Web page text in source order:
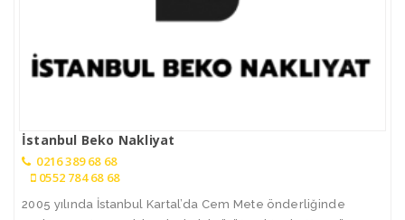
İstanbul Beko Nakliyat
0216 389 68 68
0552 784 68 68
2005 yılında İstanbul Kartal’da Cem Mete önderliğinde